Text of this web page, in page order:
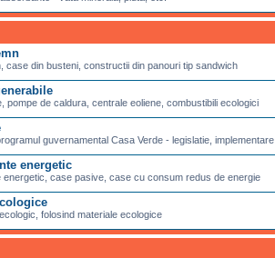
case din busteni, constructii din panouri tip sandwich
pompe de caldura, centrale eoliene, combustibili ecologici
guvernamental Casa Verde - legislatie, implementare
energetic
energetic, case pasive, case cu consum redus de energie
folosind materiale ecologice